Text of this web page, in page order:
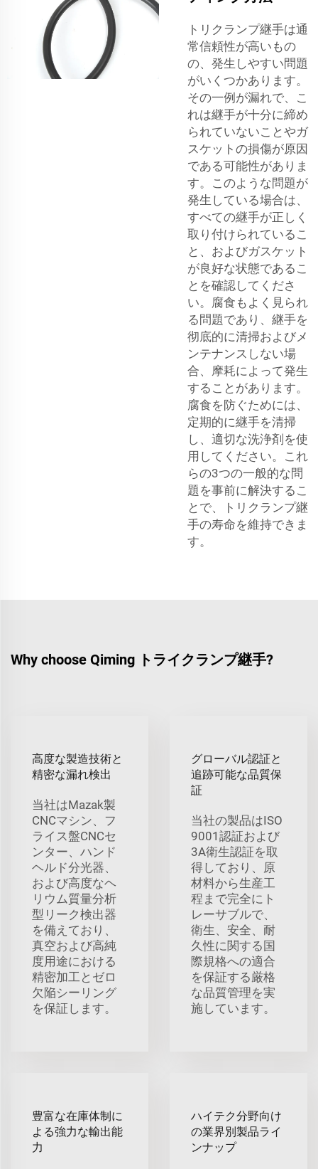
トリクランプ継手は通
常信頼性が高いもの
の、発生しやすい問題
がいくつかあります。
その一例が漏れで、こ
れは継手が十分に締め
られていないことやガ
スケットの損傷が原因
である可能性がありま
す。このような問題が
発生している場合は、
すべての継手が正しく
取り付けられているこ
と、およびガスケット
が良好な状態であるこ
とを確認してくださ
い。腐食もよく見られ
る問題であり、継手を
彻底的に清掃およびメ
ンテナンスしない場
合、摩耗によって発生
することがあります。
腐食を防ぐためには、
定期的に継手を清掃
し、適切な洗浄剤を使
用してください。これ
らの3つの一般的な問
題を事前に解決するこ
とで、トリクランプ継
手の寿命を維持できま
す。
Why choose Qiming トライクランプ継手?
高度な製造技術と
精密な漏れ検出
当社はMazak製
CNCマシン、フ
ライス盤CNCセ
ンター、ハンド
ヘルド分光器、
および高度なヘ
リウム質量分析
型リーク検出器
を備えており、
真空および高純
度用途における
精密加工とゼロ
欠陥シーリング
を保証します。
グローバル認証と
追跡可能な品質保
証
当社の製品はISO
9001認証および
3A衛生認証を取
得しており、原
材料から生産工
程まで完全にト
レーサブルで、
衛生、安全、耐
久性に関する国
際規格への適合
を保証する厳格
な品質管理を実
施しています。
豊富な在庫体制に
よる強力な輸出能
力
ハイテク分野向け
の業界別製品ライ
ンナップ